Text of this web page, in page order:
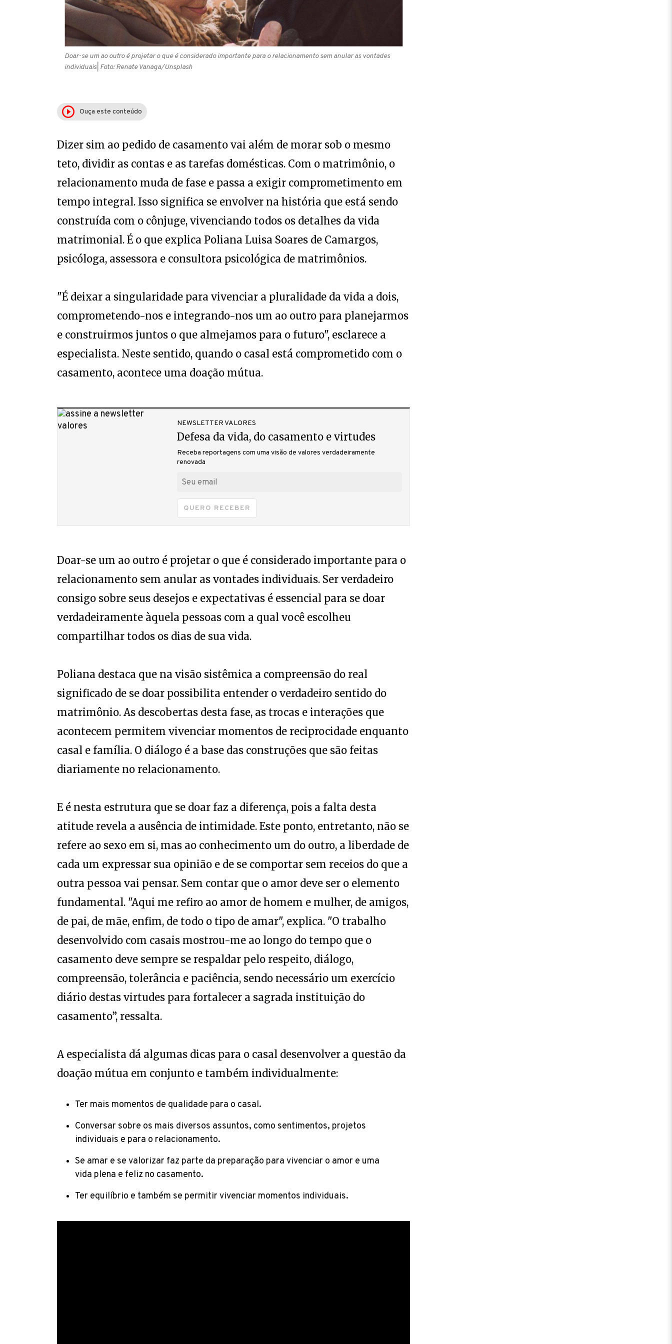
Doar-se um ao outro é projetar o que é considerado importante para o relacionamento sem anular as vontades
individuais| Foto: Renate Vanaga/Unsplash
Ouça este conteúdo
Dizer sim ao pedido de casamento vai além de morar sob o mesmo
teto, dividir as contas e as tarefas domésticas. Com o matrimônio, o
relacionamento muda de fase e passa a exigir comprometimento em
tempo integral. Isso significa se envolver na história que está sendo
construída com o cônjuge, vivenciando todos os detalhes da vida
matrimonial. É o que explica Poliana Luisa Soares de Camargos,
psicóloga, assessora e consultora psicológica de matrimônios.
"É deixar a singularidade para vivenciar a pluralidade da vida a dois,
comprometendo-nos e integrando-nos um ao outro para planejarmos
e construirmos juntos o que almejamos para o futuro", esclarece a
especialista. Neste sentido, quando o casal está comprometido com o
casamento, acontece uma doação mútua.
NEWSLETTER VALORES
Defesa da vida, do casamento e virtudes
Receba reportagens com uma visão de valores verdadeiramente
renovada
QUERO RECEBER
Doar-se um ao outro é projetar o que é considerado importante para o
relacionamento sem anular as vontades individuais. Ser verdadeiro
consigo sobre seus desejos e expectativas é essencial para se doar
verdadeiramente àquela pessoas com a qual você escolheu
compartilhar todos os dias de sua vida.
Poliana destaca que na visão sistêmica a compreensão do real
significado de se doar possibilita entender o verdadeiro sentido do
matrimônio. As descobertas desta fase, as trocas e interações que
acontecem permitem vivenciar momentos de reciprocidade enquanto
casal e família. O diálogo é a base das construções que são feitas
diariamente no relacionamento.
E é nesta estrutura que se doar faz a diferença, pois a falta desta
atitude revela a ausência de intimidade. Este ponto, entretanto, não se
refere ao sexo em si, mas ao conhecimento um do outro, a liberdade de
cada um expressar sua opinião e de se comportar sem receios do que a
outra pessoa vai pensar. Sem contar que o amor deve ser o elemento
fundamental. "Aqui me refiro ao amor de homem e mulher, de amigos,
de pai, de mãe, enfim, de todo o tipo de amar", explica. "O trabalho
desenvolvido com casais mostrou-me ao longo do tempo que o
casamento deve sempre se respaldar pelo respeito, diálogo,
compreensão, tolerância e paciência, sendo necessário um exercício
diário destas virtudes para fortalecer a sagrada instituição do
casamento”, ressalta.
A especialista dá algumas dicas para o casal desenvolver a questão da
doação mútua em conjunto e também individualmente:
Ter mais momentos de qualidade para o casal.
Conversar sobre os mais diversos assuntos, como sentimentos, projetos
individuais e para o relacionamento.
Se amar e se valorizar faz parte da preparação para vivenciar o amor e uma
vida plena e feliz no casamento.
Ter equilíbrio e também se permitir vivenciar momentos individuais.